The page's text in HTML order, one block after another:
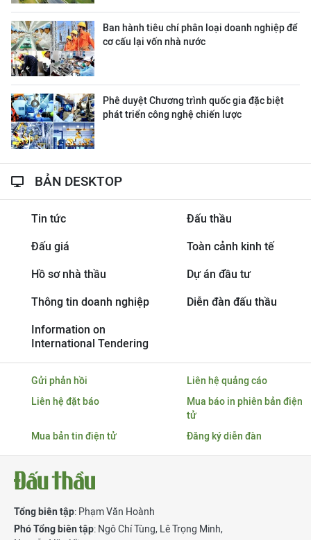
Ban hành tiêu chí phân loại doanh nghiệp để
cơ cấu lại vốn nhà nước
Phê duyệt Chương trình quốc gia đặc biệt
phát triển công nghệ chiến lược
BẢN DESKTOP
Tin tức Đấu thầu
Đấu giá Toàn cảnh kinh tế
Hồ sơ nhà thầu Dự án đầu tư
Thông tin doanh nghiệp Diễn đàn đấu thầu
Information on
International Tendering
Gửi phản hồi
Liên hệ quảng cáo
Liên hệ đặt báo
Mua báo in phiên bản điện
tử
Mua bản tin điện tử
Đăng ký diễn đàn
Tổng biên tập: Phạm Văn Hoành
Phó Tổng biên tập: Ngô Chí Tùng, Lê Trọng Minh,